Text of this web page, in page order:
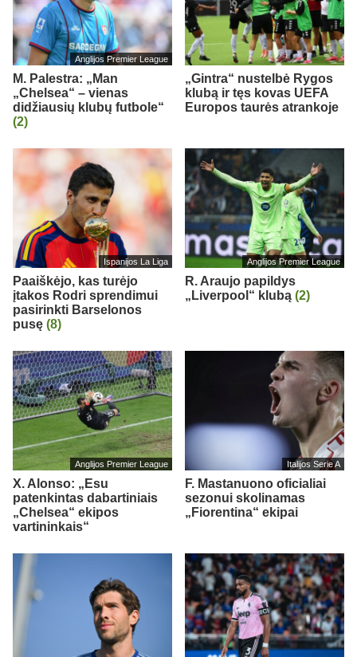
Anglijos Premier League
M. Palestra: „Man
„Chelsea“ – vienas
didžiausių klubų futbole“
(2)
„Gintra“ nustelbė Rygos
klubą ir tęs kovas UEFA
Europos taurės atrankoje
Ispanijos La Liga
Paaiškėjo, kas turėjo
įtakos Rodri sprendimui
pasirinkti Barselonos
pusę (8)
Anglijos Premier League
R. Araujo papildys
„Liverpool“ klubą (2)
Anglijos Premier League
X. Alonso: „Esu
patenkintas dabartiniais
„Chelsea“ ekipos
vartininkais“
Italijos Serie A
F. Mastanuono oficialiai
sezonui skolinamas
„Fiorentina“ ekipai